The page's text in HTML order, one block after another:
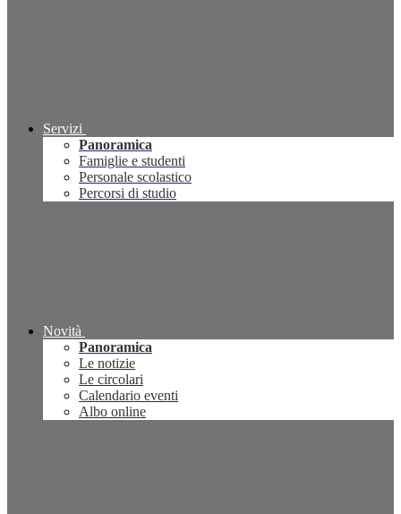
Servizi
Panoramica
Famiglie e studenti
Personale scolastico
Percorsi di studio
Novità
Panoramica
Le notizie
Le circolari
Calendario eventi
Albo online